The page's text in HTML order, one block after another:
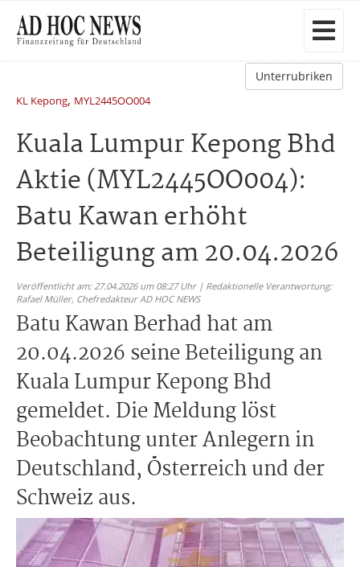
Unterrubriken
KL Kepong, MYL2445OO004
Kuala Lumpur Kepong Bhd
Aktie (MYL2445OO004):
Batu Kawan erhöht
Beteiligung am 20.04.2026
Veröffentlicht am: 27.04.2026 um 08:27 Uhr | Redaktionelle Verantwortung:
Rafael Müller, Chefredakteur AD HOC NEWS
Batu Kawan Berhad hat am
20.04.2026 seine Beteiligung an
Kuala Lumpur Kepong Bhd
gemeldet. Die Meldung löst
Beobachtung unter Anlegern in
Deutschland, Österreich und der
Schweiz aus.